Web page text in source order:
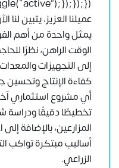
}); }); });
عميلنا العزيز، يتبين لنا
يمثل واحدة من أهم
الوقت الراهن، نظرًا
إلى التجهيزات
كفاءة الإنتاج
أي مشروع استثماري
تخطيطًا دقيقًا ودراسة
المزارعين، بالإضافة
أساليب مبتكرة تواكب
الزراعي.